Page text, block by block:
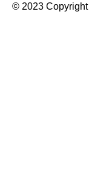
© 2023